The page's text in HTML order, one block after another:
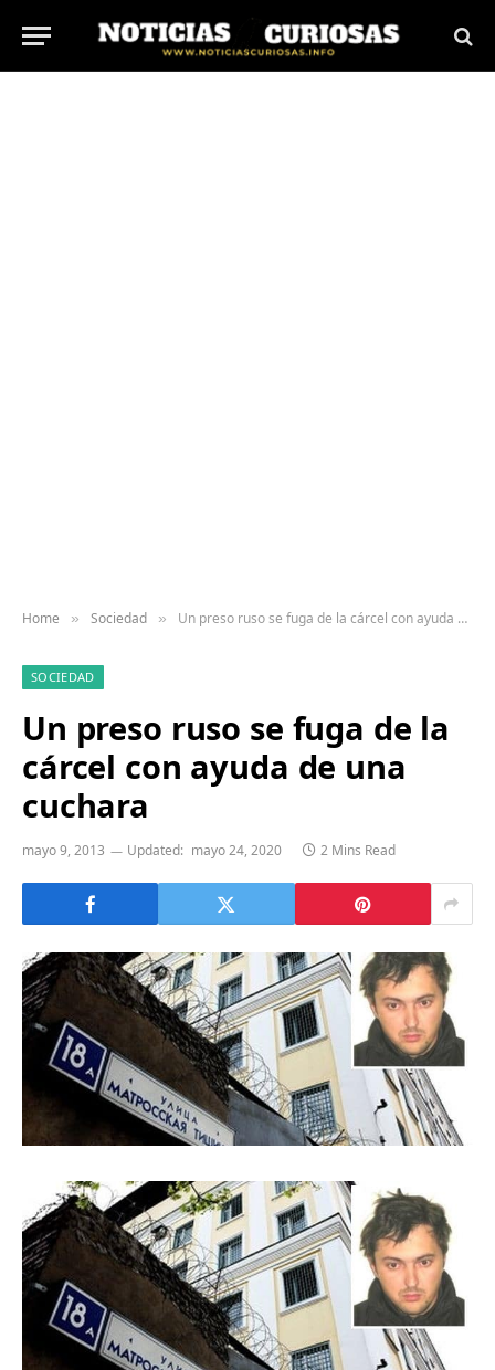
Home » Sociedad » Un preso ruso se fuga de la cárcel con ayuda de una cuchara
SOCIEDAD
Un preso ruso se fuga de la
cárcel con ayuda de una
cuchara
mayo 9, 2013 Updated: mayo 24, 2020 2 Mins Read